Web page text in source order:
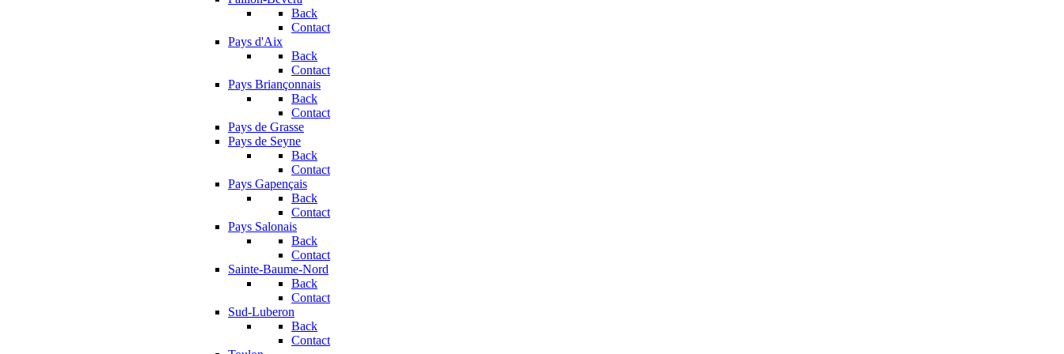
Back
Contact
Pays d'Aix
Back
Contact
Pays Briançonnais
Back
Contact
Pays de Grasse
Pays de Seyne
Back
Contact
Pays Gapençais
Back
Contact
Pays Salonais
Back
Contact
Sainte-Baume-Nord
Back
Contact
Sud-Luberon
Back
Contact